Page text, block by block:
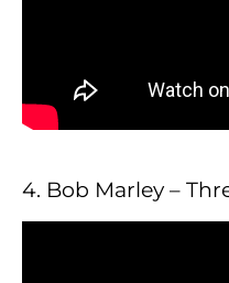
4. Bob Marley –